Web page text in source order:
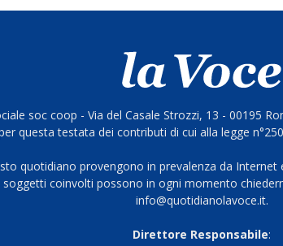
soc coop - Via del Casale Strozzi, 13 - 00195
questa testata dei contributi di cui alla legge
quotidiano provengono in prevalenza da
coinvolti possono in ogni momento
info@quotidianolavoce.it.
Direttore Responsabile: